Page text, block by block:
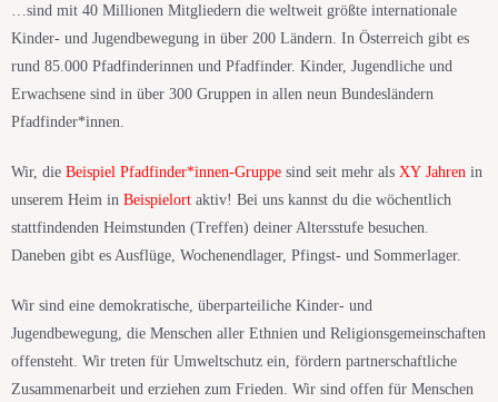
…sind mit 40 Millionen Mitgliedern die weltweit größte internationale
Kinder- und Jugendbewegung in über 200 Ländern. In Österreich gibt es
rund 85.000 Pfadfinderinnen und Pfadfinder. Kinder, Jugendliche und
Erwachsene sind in über 300 Gruppen in allen neun Bundesländern
Pfadfinder*innen.
Wir, die Beispiel Pfadfinder*innen-Gruppe sind seit mehr als XY Jahren in
unserem Heim in Beispielort aktiv! Bei uns kannst du die wöchentlich
stattfindenden Heimstunden (Treffen) deiner Altersstufe besuchen.
Daneben gibt es Ausflüge, Wochenendlager, Pfingst- und Sommerlager.
Wir sind eine demokratische, überparteiliche Kinder- und
Jugendbewegung, die Menschen aller Ethnien und Religionsgemeinschaften
offensteht. Wir treten für Umweltschutz ein, fördern partnerschaftliche
Zusammenarbeit und erziehen zum Frieden. Wir sind offen für Menschen